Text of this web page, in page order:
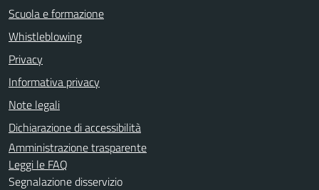
Scuola e formazione
Whistleblowing
Privacy
Informativa privacy
Note legali
Dichiarazione di accessibilità
Amministrazione trasparente
Leggi le FAQ
Segnalazione disservizio